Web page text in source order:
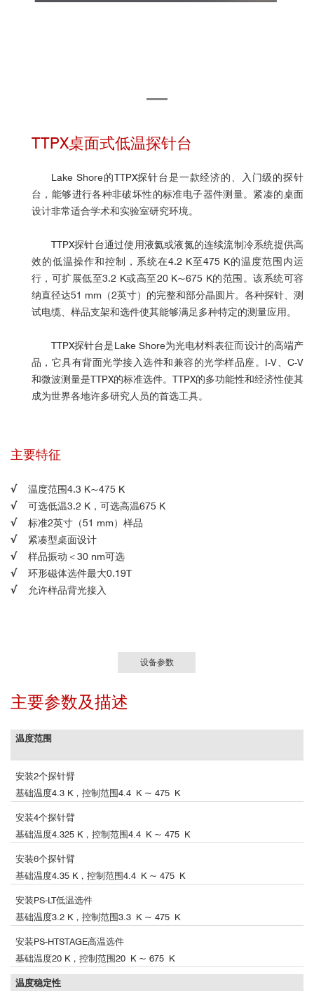
TTPX桌面式低温探针台
Lake Shore的TTPX探针台是一款经济的、入门级的探针
台，能够进行各种非破坏性的标准电子器件测量。紧凑的桌面
设计非常适合学术和实验室研究环境。
TTPX探针台通过使用液氦或液氮的连续流制冷系统提供高
效的低温操作和控制，系统在4.2 K至475 K的温度范围内运
行，可扩展低至3.2 K或高至20 K~675 K的范围。该系统可容
纳直径达51 mm（2英寸）的完整和部分晶圆片。各种探针、测
试电缆、样品支架和选件使其能够满足多种特定的测量应用。
TTPX探针台是Lake Shore为光电材料表征而设计的高端产
品，它具有背面光学接入选件和兼容的光学样品座。I-V、C-V
和微波测量是TTPX的标准选件。TTPX的多功能性和经济性使其
成为世界各地许多研究人员的首选工具。
主要特征
√ 温度范围4.3 K~475 K
√ 可选低温3.2 K，可选高温675 K
√ 标准2英寸（51 mm）样品
√ 紧凑型桌面设计
√ 样品振动＜30 nm可选
√ 环形磁体选件最大0.19T
√ 允许样品背光接入
设备参数
主要参数及描述
温度范围
安装2个探针臂
基础温度4.3 K，控制范围4.4 K ~ 475 K
安装4个探针臂
基础温度4.325 K，控制范围4.4 K ~ 475 K
安装6个探针臂
基础温度4.35 K，控制范围4.4 K ~ 475 K
安装PS-LT低温选件
基础温度3.2 K，控制范围3.3 K ~ 475 K
安装PS-HTSTAGE高温选件
基础温度20 K，控制范围20 K ~ 675 K
温度稳定性